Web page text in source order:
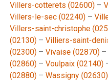
Villers-cotterets (02600) –
Villers-le-sec (02240) –
Villers-saint-christophe
(02130) – Villiers-saint-
(02300) – Vivaise (02870) –
(02860) – Voulpaix (02140)
(02880) – Wassigny (02630)